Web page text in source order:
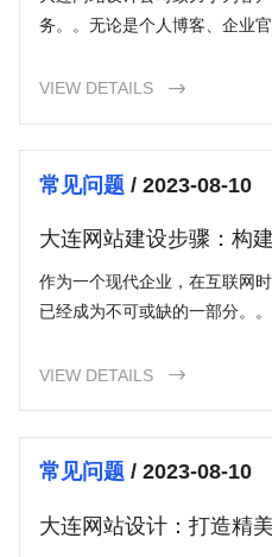
务。。无论是个人博客、企业
VIEW DETAILS 
常见问题/ 2023-08-10
大连网站建设步骤：构
作为一个现代企业，在互联网
已经成为不可或缺的一部分。
VIEW DETAILS 
常见问题/ 2023-08-10
大连网站设计：打造精